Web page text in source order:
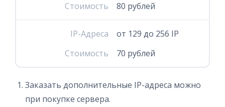
Стоимость
80 рублей
IP-Адреса
от 129 до 256 IP
Стоимость
70 рублей
Заказать дополнительные IP-адреса можно
при покупке сервера.